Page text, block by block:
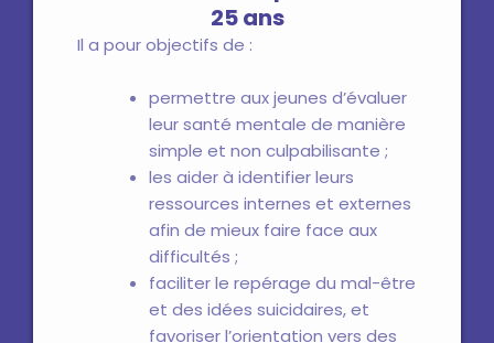
25 ans
Il a pour objectifs de :
permettre aux jeunes d’évaluer
leur santé mentale de manière
simple et non culpabilisante ;
les aider à identifier leurs
ressources internes et externes
afin de mieux faire face aux
difficultés ;
faciliter le repérage du mal-être
et des idées suicidaires, et
favoriser l’orientation vers des